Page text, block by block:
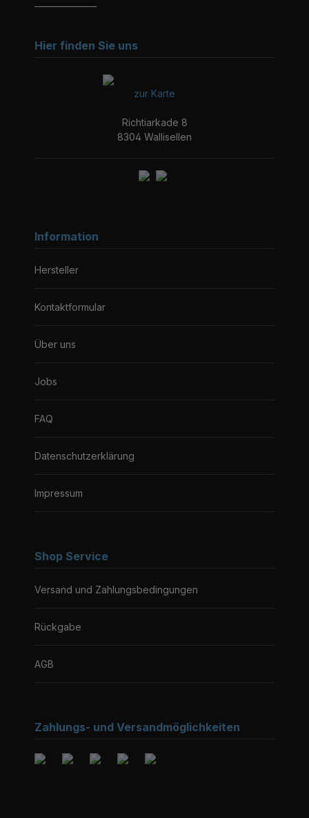
Hier finden Sie uns
zur Karte
Richtiarkade 8
8304 Wallisellen
Information
Hersteller
Kontaktformular
Über uns
Jobs
FAQ
Datenschutzerklärung
Impressum
Shop Service
Versand und Zahlungsbedingungen
Rückgabe
AGB
Zahlungs- und Versandmöglichkeiten